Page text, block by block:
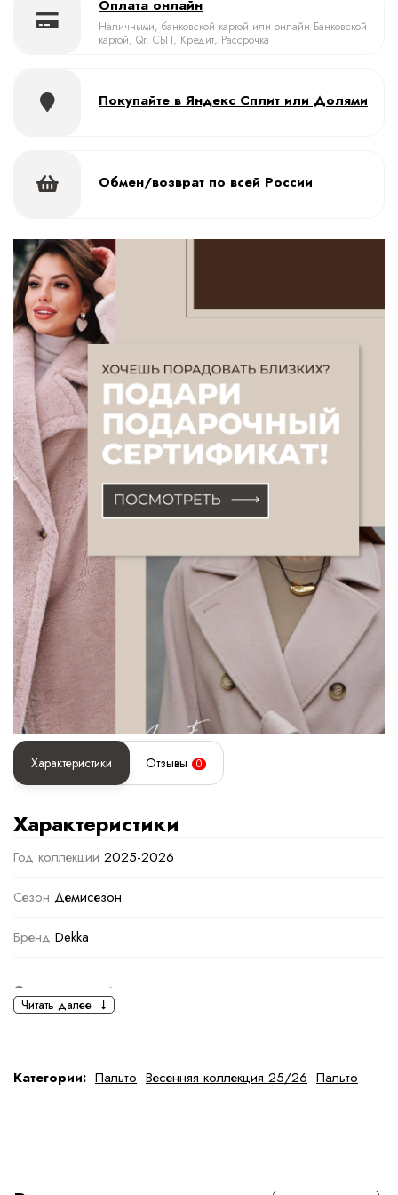
Оплата онлайн
Наличными, банковской картой или онлайн Банковской
картой, Qr, СБП, Кредит, Рассрочка
Покупайте в Яндекс Сплит или Долями
Обмен/возврат по всей России
Характеристики Отзывы 0
Характеристики
Год коллекции 2025-2026
Сезон Демисезон
Бренд Dekka
Основная информация
Ткань Шерсть
Читать далее
Категории: Пальто Весенняя коллекция 25/26 Пальто